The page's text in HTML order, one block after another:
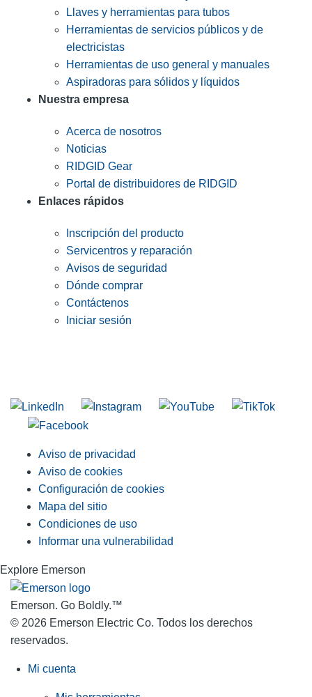
Llaves y herramientas para tubos
Herramientas de servicios públicos y de
electricistas
Herramientas de uso general y manuales
Aspiradoras para sólidos y líquidos
Nuestra empresa
Acerca de nosotros
Noticias
RIDGID Gear
Portal de distribuidores de RIDGID
Enlaces rápidos
Inscripción del producto
Servicentros y reparación
Avisos de seguridad
Dónde comprar
Contáctenos
Iniciar sesión
Aviso de privacidad
Aviso de cookies
Configuración de cookies
Mapa del sitio
Condiciones de uso
Informar una vulnerabilidad
Explore Emerson
Emerson. Go Boldly.™
© 2026 Emerson Electric Co. Todos los derechos
reservados.
Mi cuenta